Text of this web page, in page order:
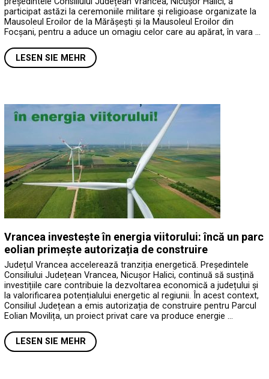
participat astăzi la ceremoniile militare și religioase organizate la
Mausoleul Eroilor de la Mărășești și la Mausoleul Eroilor din
Focșani, pentru a aduce un omagiu celor care au apărat, în vara …
LESEN SIE MEHR
Vrancea investește în energia viitorului: încă un parc
eolian primește autorizația de construire
Județul Vrancea accelerează tranziția energetică. Președintele
Consiliului Județean Vrancea, Nicușor Halici, continuă să susțină
investițiile care contribuie la dezvoltarea economică a județului și
la valorificarea potențialului energetic al regiunii. În acest context,
Consiliul Județean a emis autorizația de construire pentru Parcul
Eolian Movilița, un proiect privat care va produce energie …
LESEN SIE MEHR